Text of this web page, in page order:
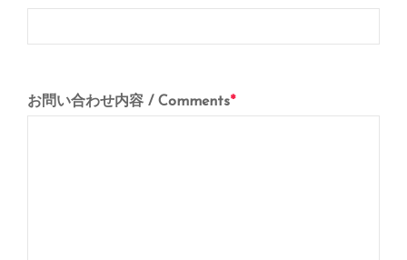
お問い合わせ内容 / Comments*